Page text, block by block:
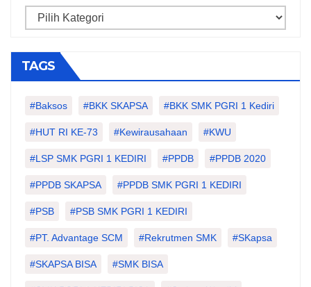
Categories
TAGS
#Baksos #BKK SKAPSA #BKK SMK PGRI 1 Kediri
#HUT RI KE-73 #kewirausahaan #KWU
#LSP SMK PGRI 1 KEDIRI #PPDB #PPDB 2020
#PPDB SKAPSA #PPDB SMK PGRI 1 KEDIRI
#PSB #PSB SMK PGRI 1 KEDIRI
#PT. Advantage SCM #Rekrutmen SMK #SKapsa
#SKAPSA BISA #SMK BISA